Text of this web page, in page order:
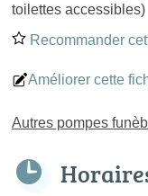
toilettes accessibles)
Recommander
Améliorer cette
Autres pompes